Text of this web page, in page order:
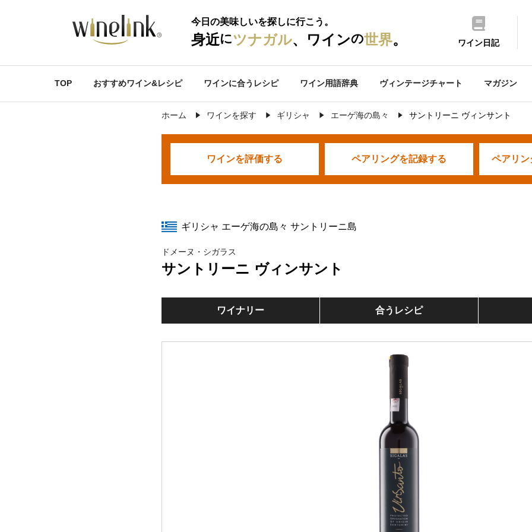
今日の美味しいを探しに行こう。
身近にツナガル、ワインの世界。 ワイン日記
TOP おすすめワイン&レシピ ワインに合うレシピ ワイン用語辞典 ヴィンテージチャート マガジン
ホーム ワインを探す ギリシャ エーゲ海の島々 サントリーニ ヴィンサント
ワインを評価する ペアリングを記録する ペアリン
ギリシャ エーゲ海の島々 サントリーニ島
ドメーヌ・シガラス
サントリーニ ヴィンサント
ワイナリー 合うレシピ